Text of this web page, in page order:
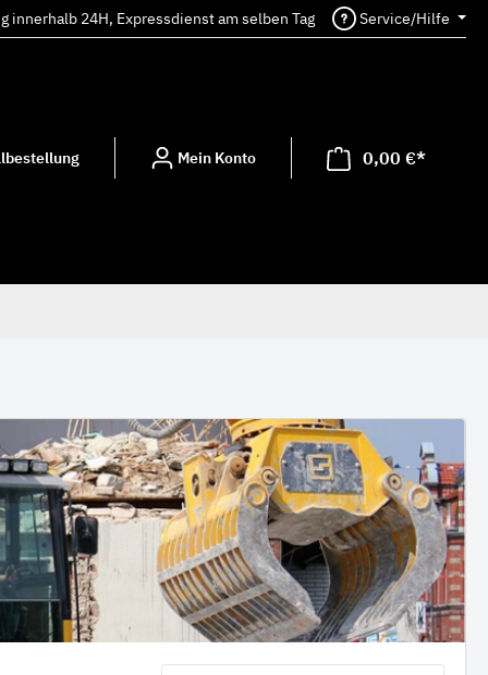
innerhalb 24H, Expressdienst am selben Tag Service/Hilfe
Mein Konto 0,00 €*